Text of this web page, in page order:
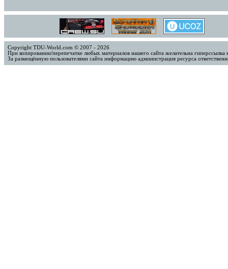
Copyright TDU-World.com © 2007 - 2026
При копировании/перепечатке любых материалов нашего сайта желательна
За размещённую пользователями сайта информацию администрация ресурса